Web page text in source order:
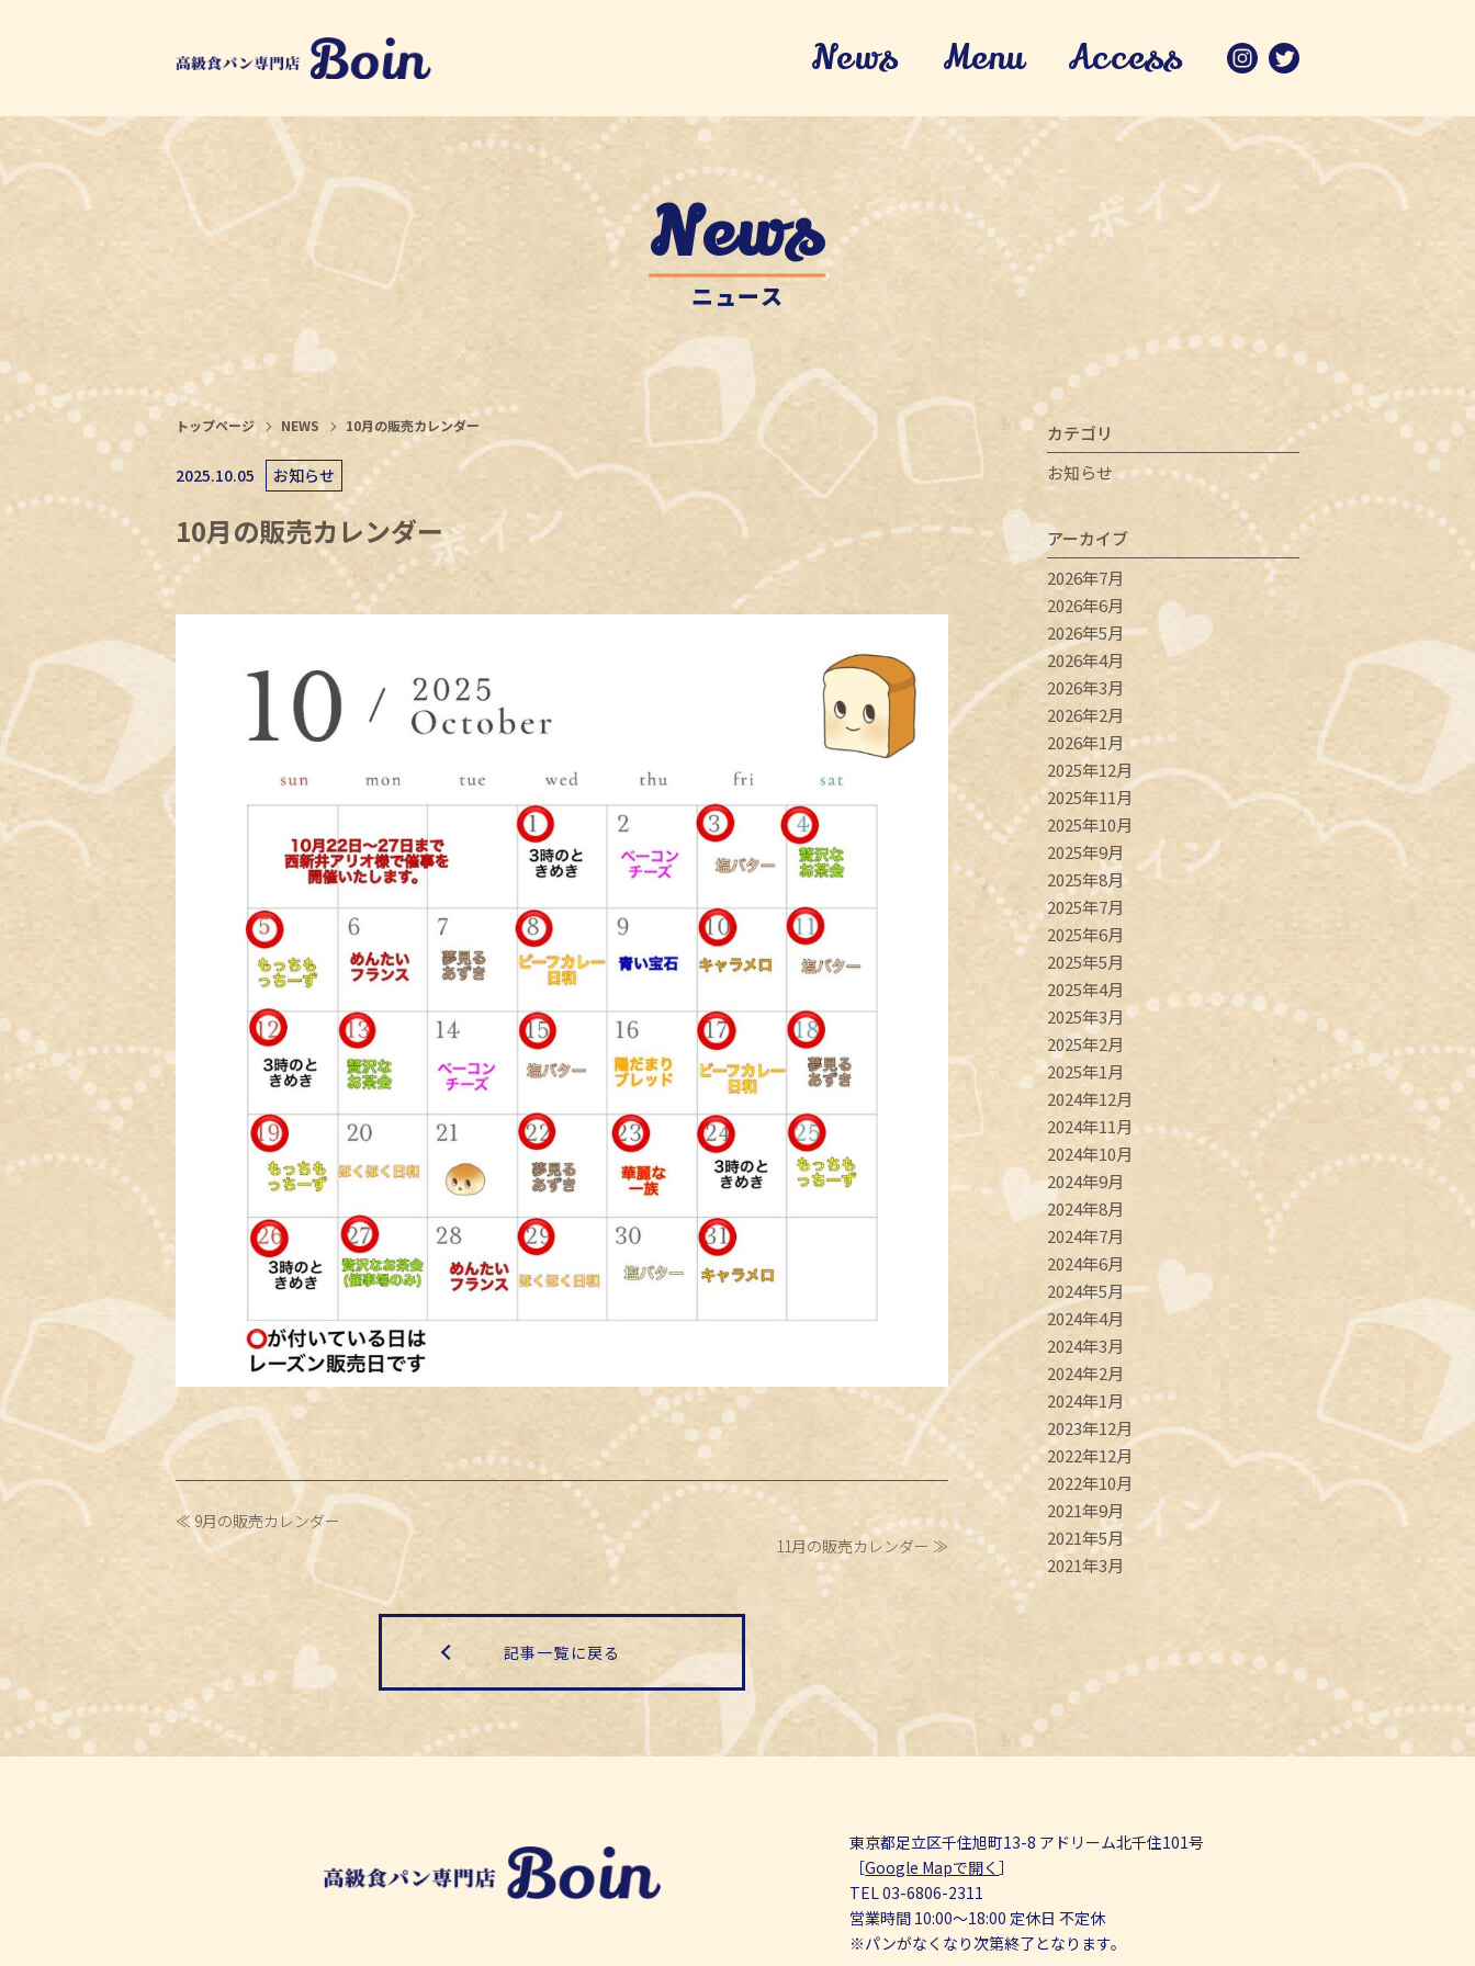
News Menu Access
News
ニュース
トップページ NEWS 10月の販売カレンダー
2025.10.05 お知らせ
10月の販売カレンダー
9月の販売カレンダー
11月の販売カレンダー
記事一覧に戻る
カテゴリ
お知らせ
アーカイブ
2026年7月
2026年6月
2026年5月
2026年4月
2026年3月
2026年2月
2026年1月
2025年12月
2025年11月
2025年10月
2025年9月
2025年8月
2025年7月
2025年6月
2025年5月
2025年4月
2025年3月
2025年2月
2025年1月
2024年12月
2024年11月
2024年10月
2024年9月
2024年8月
2024年7月
2024年6月
2024年5月
2024年4月
2024年3月
2024年2月
2024年1月
2023年12月
2022年12月
2022年10月
2021年9月
2021年5月
2021年3月
東京都足立区千住旭町13-8 アドリーム北千住101号
［Google Mapで開く］
TEL03-6806-2311
営業時間 10:00～18:00 定休日 不定休
※パンがなくなり次第終了となります。